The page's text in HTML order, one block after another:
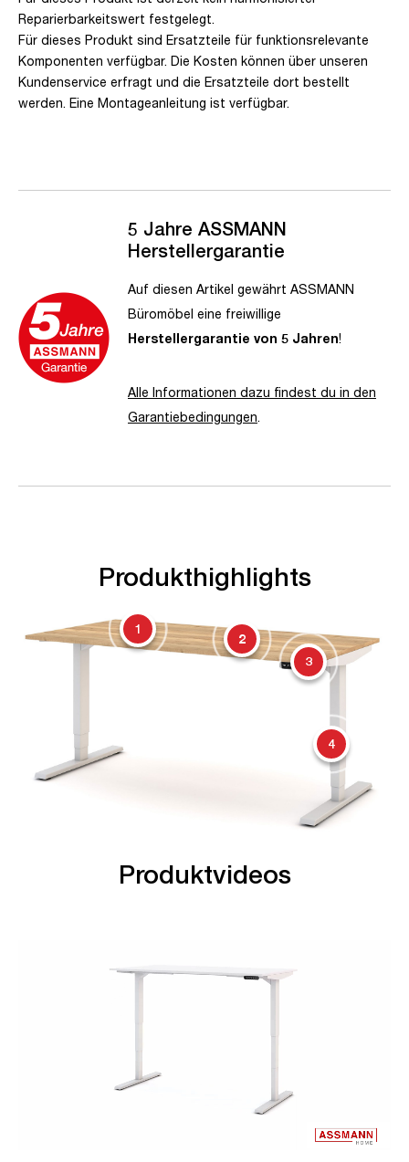
Reparierbarkeitswert festgelegt.
Für dieses Produkt sind Ersatzteile für funktionsrelevante
Komponenten verfügbar. Die Kosten können über unseren
Kundenservice erfragt und die Ersatzteile dort bestellt
werden. Eine Montageanleitung ist verfügbar.
5 Jahre ASSMANN
Herstellergarantie
Auf diesen Artikel gewährt ASSMANN
Büromöbel eine freiwillige
Herstellergarantie von 5 Jahren!
Alle Informationen dazu findest du in den
Garantiebedingungen.
Produkthighlights
1
2
3
4
Produktvideos